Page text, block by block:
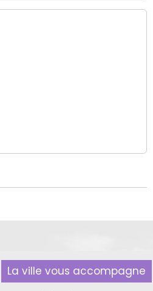
La ville vous accompagne